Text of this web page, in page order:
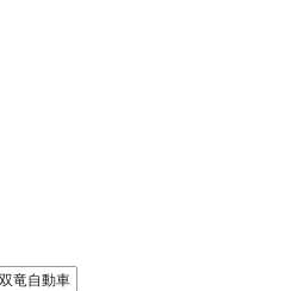
額取引馬が稼いだ金額とは？
双竜自動車